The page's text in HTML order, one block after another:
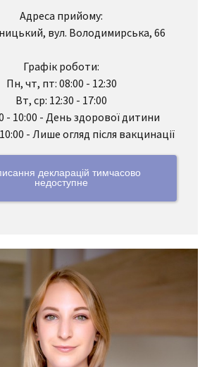
Адреса прийому:
вул. Володимирська, 66
Графік роботи:
Пн, чт, пт: 08:00 - 12:30
Вт, ср: 12:30 - 17:00
- 10:00 - День здорової дитини
- Лише огляд після вакцинації
декларацій тимчасово
недоступне